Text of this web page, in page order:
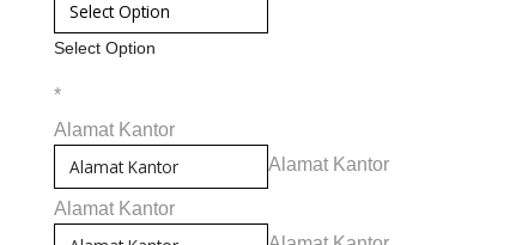
Select Option
*
Alamat Kantor
Alamat Kantor
Alamat Kantor